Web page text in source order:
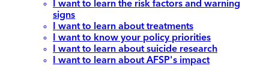
I want to learn the risk factors and warning
signs
I want to learn about treatments
I want to know your policy priorities
I want to learn about suicide research
I want to learn about AFSP's impact